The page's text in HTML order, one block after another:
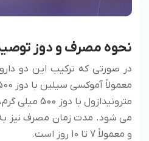
نحوه مصرف و دوز
در صورتی که ترکیب این دو
مترونیدازول
می شود. مدت زمان مصرف نیز
و معمولاً 7 تا 10 روز است.